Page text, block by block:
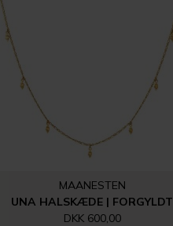
MAANESTEN
UNA HALSKÆDE | FORGYLDT
DKK 600,00